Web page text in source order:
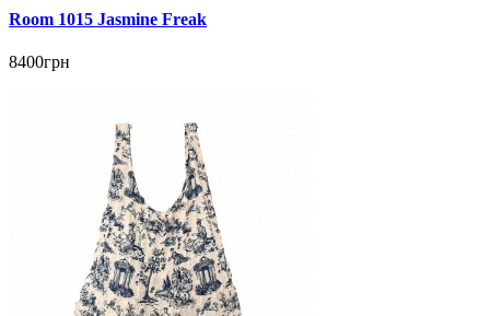
Room 1015 Jasmine Freak
8400грн